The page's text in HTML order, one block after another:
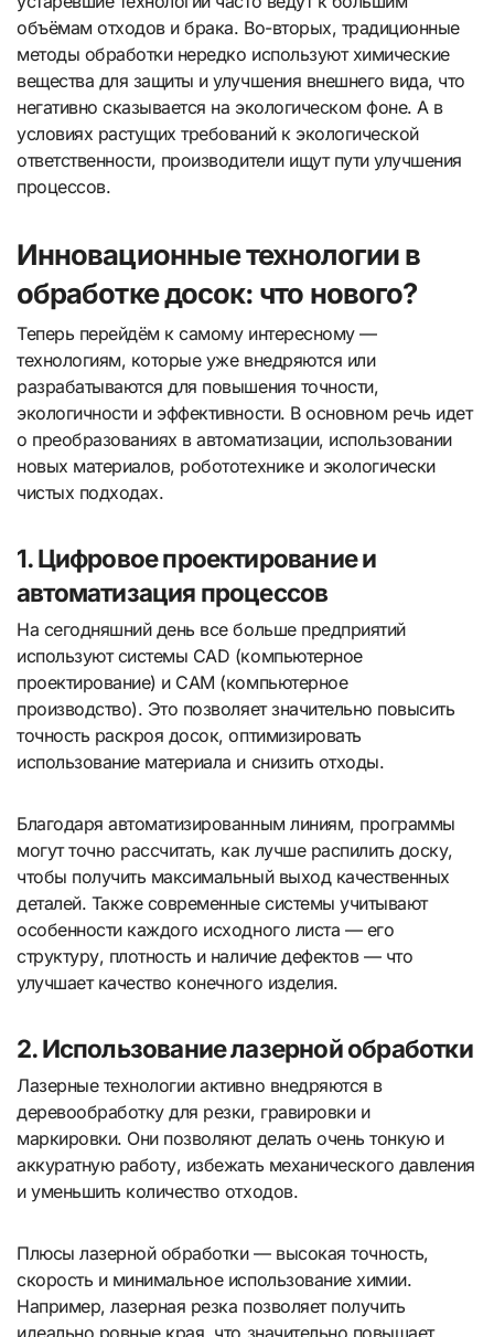
объёмам отходов и брака. Во-вторых, традиционные
методы обработки нередко используют химические
вещества для защиты и улучшения внешнего вида, что
негативно сказывается на экологическом фоне. А в
условиях растущих требований к экологической
ответственности, производители ищут пути улучшения
процессов.
Инновационные технологии в
обработке досок: что нового?
Теперь перейдём к самому интересному —
технологиям, которые уже внедряются или
разрабатываются для повышения точности,
экологичности и эффективности. В основном речь идет
о преобразованиях в автоматизации, использовании
новых материалов, робототехнике и экологически
чистых подходах.
1. Цифровое проектирование и
автоматизация процессов
На сегодняшний день все больше предприятий
используют системы CAD (компьютерное
проектирование) и CAM (компьютерное
производство). Это позволяет значительно повысить
точность раскроя досок, оптимизировать
использование материала и снизить отходы.
Благодаря автоматизированным линиям, программы
могут точно рассчитать, как лучше распилить доску,
чтобы получить максимальный выход качественных
деталей. Также современные системы учитывают
особенности каждого исходного листа — его
структуру, плотность и наличие дефектов — что
улучшает качество конечного изделия.
2. Использование лазерной обработки
Лазерные технологии активно внедряются в
деревообработку для резки, гравировки и
маркировки. Они позволяют делать очень тонкую и
аккуратную работу, избежать механического давления
и уменьшить количество отходов.
Плюсы лазерной обработки — высокая точность,
скорость и минимальное использование химии.
Например, лазерная резка позволяет получить